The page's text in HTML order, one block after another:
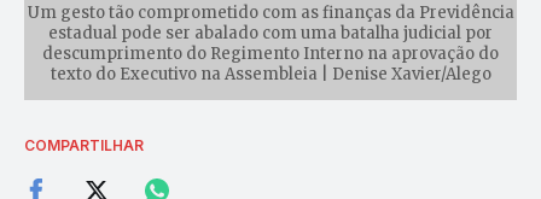
Um gesto tão comprometido com as finanças da Previdência
estadual pode ser abalado com uma batalha judicial por
descumprimento do Regimento Interno na aprovação do
texto do Executivo na Assembleia | Denise Xavier/Alego
COMPARTILHAR